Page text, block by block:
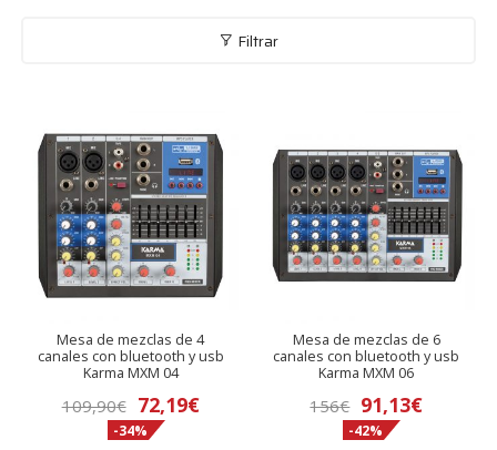
Filtrar
Mesa de mezclas de 4
canales con bluetooth y usb
Karma MXM 04
109,90€ El
precio
72,19€El
-34%
Mesa de mezclas de 6
canales con bluetooth y usb
Karma MXM 06
156€ El
precio
91,13€El
-42%